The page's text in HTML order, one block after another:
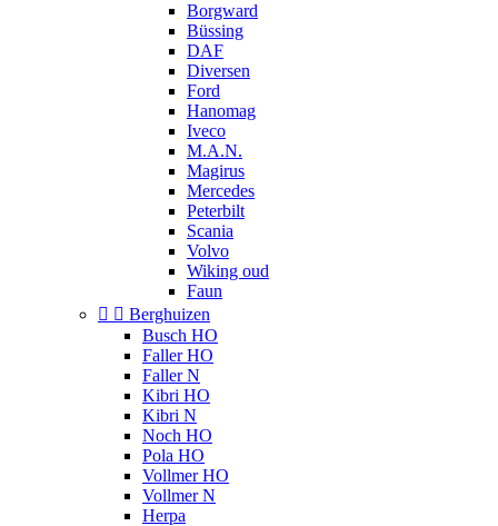
Borgward
Büssing
DAF
Diversen
Ford
Hanomag
Iveco
M.A.N.
Magirus
Mercedes
Peterbilt
Scania
Volvo
Wiking oud
Faun
  Berghuizen
Busch HO
Faller HO
Faller N
Kibri HO
Kibri N
Noch HO
Pola HO
Vollmer HO
Vollmer N
Herpa